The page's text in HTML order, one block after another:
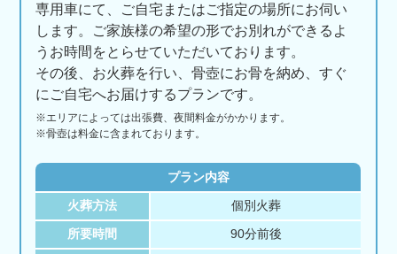
専用車にて、ご自宅またはご指定の場所にお伺い
します。ご家族様の希望の形でお別れができるよ
うお時間をとらせていただいております。
その後、お火葬を行い、骨壺にお骨を納め、すぐ
にご自宅へお届けするプランです。
※エリアによっては出張費、夜間料金がかかります。
※骨壺は料金に含まれております。
プラン内容
火葬方法 個別火葬
所要時間 90分前後